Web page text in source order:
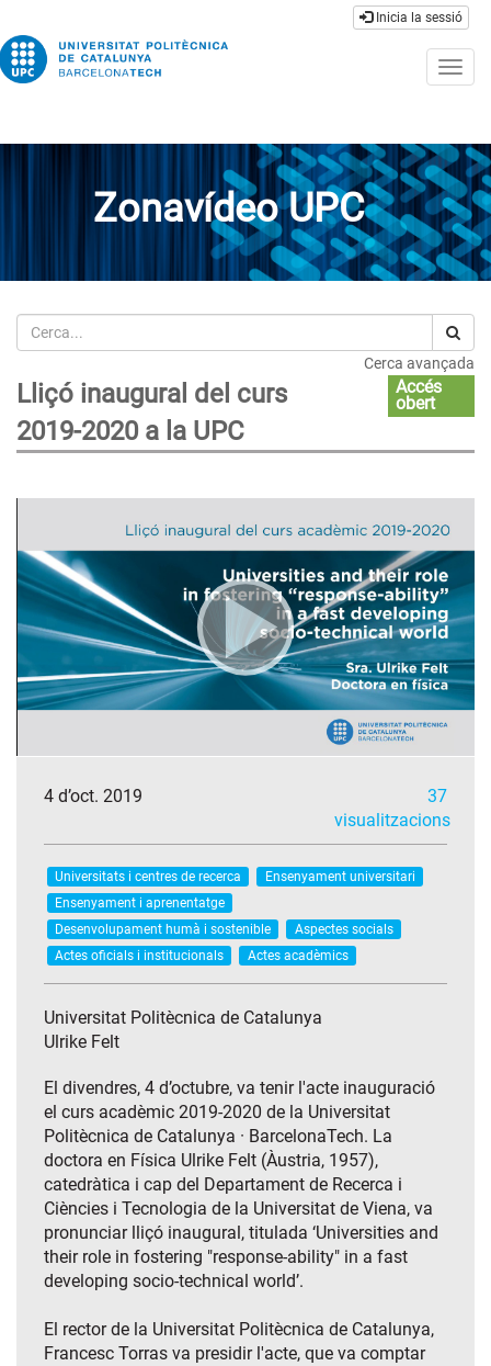
Inicia la sessió
Zonavídeo UPC
Cerca
Cerca avançada
Lliçó inaugural del curs
2019-2020 a la UPC
Accés
obert
4 d’oct. 2019
37
visualitzacions
Universitats i centres de recerca
Ensenyament universitari
Ensenyament i aprenentatge
Desenvolupament humà i sostenible
Aspectes socials
Actes oficials i institucionals
Actes acadèmics
Universitat Politècnica de Catalunya
Ulrike Felt
El divendres, 4 d’octubre, va tenir l'acte inauguració
el curs acadèmic 2019-2020 de la Universitat
Politècnica de Catalunya · BarcelonaTech. La
doctora en Física Ulrike Felt (Àustria, 1957),
catedràtica i cap del Departament de Recerca i
Ciències i Tecnologia de la Universitat de Viena, va
pronunciar lliçó inaugural, titulada ‘Universities and
their role in fostering "response-ability" in a fast
developing socio-technical world’.
El rector de la Universitat Politècnica de Catalunya,
Francesc Torras va presidir l'acte, que va comptar